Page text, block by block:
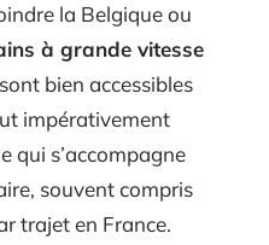
la Belgique ou
à grande vitesse
bien accessibles
impérativement
qui s’accompagne
souvent compris
trajet en France.